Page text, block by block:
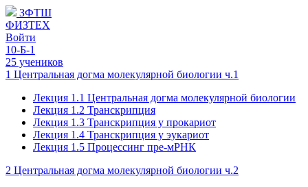
ЗФТШ
ФИЗТЕХ
Войти
10-Б-1
25 учеников
1 Центральная догма молекулярной биологии ч.1
Лекция 1.1 Центральная догма молекулярной биологии
Лекция 1.2 Транскрипция
Лекция 1.3 Транскрипция у прокариот
Лекция 1.4 Транскрипция у эукариот
Лекция 1.5 Процессинг пре-мРНК
2 Центральная догма молекулярной биологии ч.2